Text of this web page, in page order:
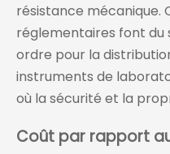
résistance mécanique.
réglementaires font du
ordre pour la
instruments de
où la sécurité et la
Coût par rapport